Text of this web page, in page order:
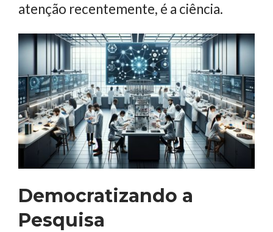
atenção recentemente, é a ciência.
Democratizando a
Pesquisa